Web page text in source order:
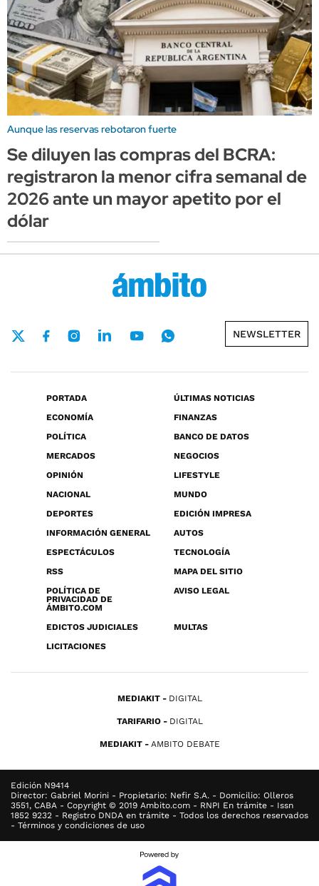
Aunque las reservas rebotaron fuerte
Se diluyen las compras del BCRA:
registraron la menor cifra semanal de
2026 ante un mayor apetito por el
dólar
NEWSLETTER
PORTADA
ÚLTIMAS NOTICIAS
ECONOMÍA
FINANZAS
POLÍTICA
BANCO DE DATOS
MERCADOS
NEGOCIOS
OPINIÓN
LIFESTYLE
NACIONAL
MUNDO
DEPORTES
EDICIÓN IMPRESA
INFORMACIÓN GENERAL
AUTOS
ESPECTÁCULOS
TECNOLOGÍA
RSS
MAPA DEL SITIO
POLÍTICA DE
PRIVACIDAD DE
ÁMBITO.COM
AVISO LEGAL
EDICTOS JUDICIALES
MULTAS
LICITACIONES
MEDIAKIT DIGITAL
TARIFARIO DIGITAL
MEDIAKIT AMBITO DEBATE
Edición N9414
Director: Gabriel Morini - Propietario: Nefir S.A. - Domicilio: Olleros
3551, CABA - Copyright © 2019 Ambito.com - RNPI En trámite - Issn
1852 9232 - Registro DNDA en trámite - Todos los derechos reservados
- Términos y condiciones de uso